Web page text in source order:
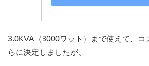
3.0KVA（3000ワット）まで使えて、コ
らに決定しましたが、